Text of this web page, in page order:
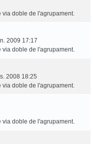
doble de l'agrupament.
2009 17:17
doble de l'agrupament.
2008 18:25
doble de l'agrupament.
doble de l'agrupament.